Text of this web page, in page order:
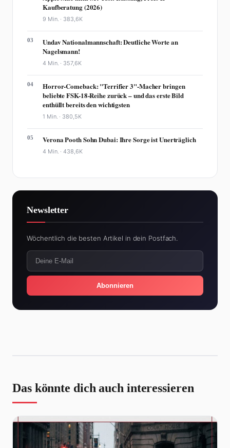
Kaufberatung (2026)
9 Min. · 383,6K
03
Undav Nationalmannschaft: Deutliche Worte an
Nagelsmann!
4 Min. · 357,6K
04
Horror-Comeback: "Terrifier 3"-Macher bringen
beliebte FSK-18-Reihe zurück – und das erste Bild
enthüllt bereits den wichtigsten
1 Min. · 380,5K
05 Verona Pooth Sohn Dubai: Ihre Sorge ist Unerträglich
4 Min. ·438,6K
Newsletter
Wöchentlich die besten Artikel in dein Postfach.
Abonnieren
Das könnte dich auch interessieren